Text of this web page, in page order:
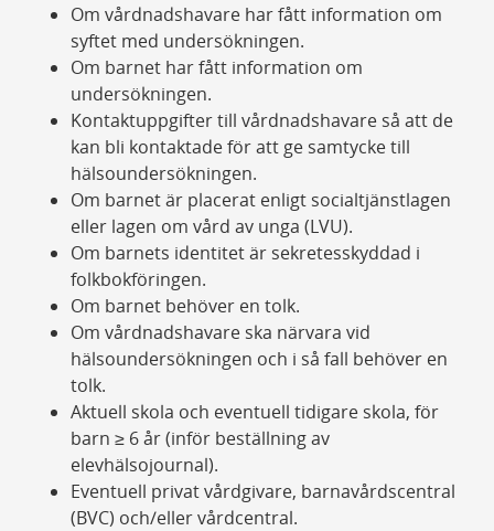
Om vårdnadshavare har fått information om
syftet med undersökningen.
Om barnet har fått information om
undersökningen.
Kontaktuppgifter till vårdnadshavare så att de
kan bli kontaktade för att ge samtycke till
hälsoundersökningen.
Om barnet är placerat enligt socialtjänstlagen
eller lagen om vård av unga (LVU).
Om barnets identitet är sekretesskyddad i
folkbokföringen.
Om barnet behöver en tolk.
Om vårdnadshavare ska närvara vid
hälsoundersökningen och i så fall behöver en
tolk.
Aktuell skola och eventuell tidigare skola, för
barn ≥ 6 år (inför beställning av
elevhälsojournal).
Eventuell privat vårdgivare, barnavårdscentral
(BVC) och/eller vårdcentral.